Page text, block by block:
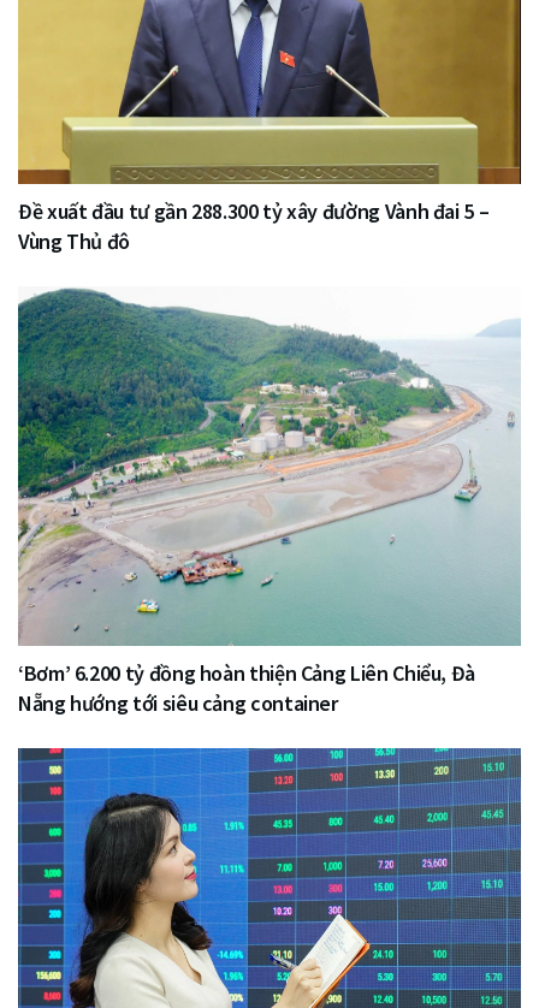
Đề xuất đầu tư gần 288.300 tỷ xây đường Vành đai 5 –
Vùng Thủ đô
‘Bơm’ 6.200 tỷ đồng hoàn thiện Cảng Liên Chiểu, Đà
Nẵng hướng tới siêu cảng container